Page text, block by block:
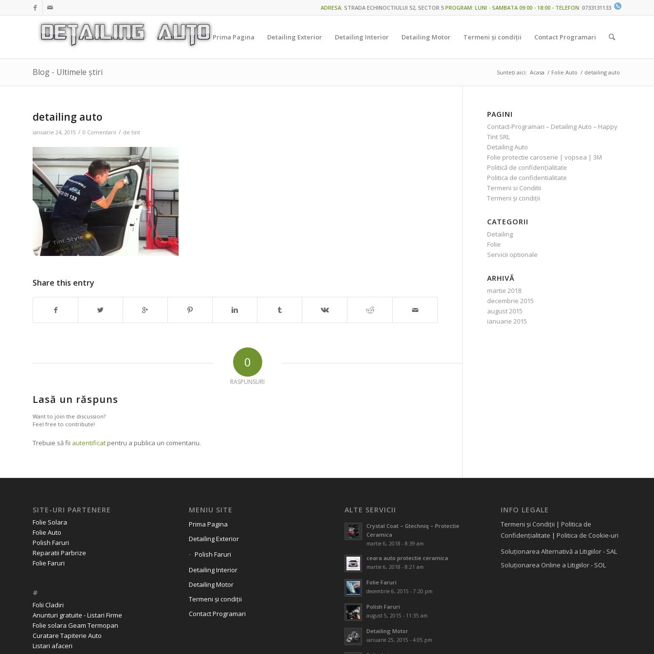
ADRESA: STRADA ECHINOCTIULUI 52, SECTOR 5 PROGRAM: LUNI - SAMBATA 09:00 - 18:00 - TELEFON: 0733131133
Prima Pagina Detailing Exterior Detailing Interior Detailing Motor Termeni și condiții Contact Programari
Blog - Ultimele știri Sunteți aici: Acasa / Folie Auto / detailing auto
detailing auto
ianuarie 24, 2015 / 0 Comentarii / de tint
Share this entry
0
RASPUNSURI
Lasă un răspuns
Want to join the discussion?
Feel free to contribute!
Trebuie să fii autentificat pentru a publica un comentariu.
PAGINI
Contact-Programari – Detailing Auto – Happy
Tint SRL
Detailing Auto
Folie protectie caroserie | vopsea | 3M
Politică de confidențialitate
Politica de confidentialitate
Termeni si Conditii
Termeni și condiții
CATEGORII
Detailing
Folie
Servicii optionale
ARHIVĂ
martie 2018
decembrie 2015
august 2015
ianuarie 2015
SITE-URI PARTENERE
Folie Solara
Folie Auto
Polish Faruri
Reparatii Parbrize
Folie Faruri
#
Folii Cladiri
Anunturi gratuite - Listari Firme
Folie solara Geam Termopan
Curatare Tapiterie Auto
Listari afaceri
MENIU SITE
Prima Pagina
Detailing Exterior
Polish Faruri
Detailing Interior
Detailing Motor
Termeni și condiții
Contact Programari
ALTE SERVICII
Crystal Coat – Gtechniq – Protectie
Ceramica
martie 6, 2018 - 8:39 am
ceara auto protectie ceramica
martie 6, 2018 - 8:21 am
Folie Faruri
decembrie 6, 2015 - 7:20 pm
Polish Faruri
august 5, 2015 - 11:35 am
Detailing Motor
ianuarie 25, 2015 - 4:05 pm
INFO LEGALE
Termeni și Condiții | Politica de
Confidențialitate | Politica de Cookie-uri
Soluționarea Alternativă a Litigiilor - SAL
Soluționarea Online a Litigiilor - SOL